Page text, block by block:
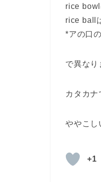
rice bowl
rice ball
*アの口
で異なり
カタカナ
ややこし
+1